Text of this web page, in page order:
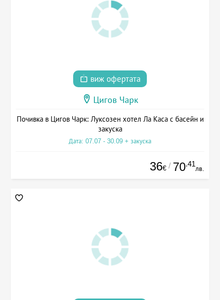
виж офертата
Цигов Чарк
Почивка в Цигов Чарк: Луксозен хотел Ла Каса с басейн и
закуска
Дата: 07.07 - 30.09 + закуска
36€ / 70.41
лв.